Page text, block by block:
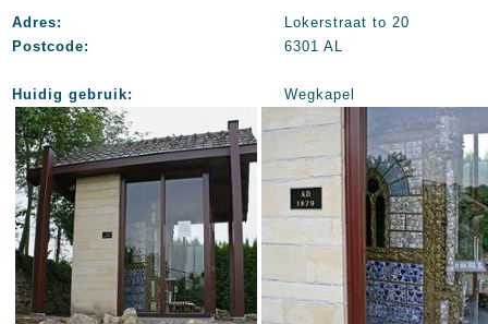
Adres:
Lokerstraat to 20
Postcode:
6301 AL
Huidig gebruik: Wegkapel